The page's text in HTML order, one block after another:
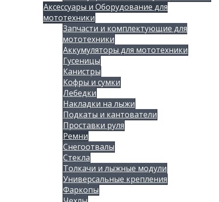
Аксессуары и Оборудование для
мототехники
Запчасти и комплектующие для
мототехники
Аккумуляторы для мототехники
Гусеницы
Канистры
Кофры и сумки
Лебедки
Накладки на лыжи
Подкаты и кантователи
Проставки руля
Ремни
Снегоотвалы
Стекла
Толкачи и лыжные модули
Универсальные крепления
Фаркопы